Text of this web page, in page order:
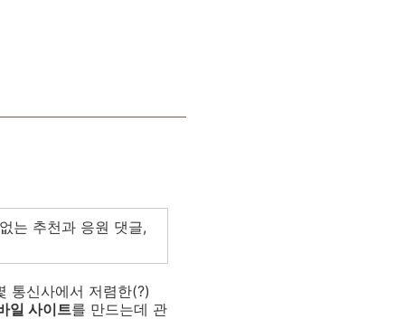
는 추천과 응원 댓글,
통신사에서 저렴한(?)
일 사이트를 만드는데 관